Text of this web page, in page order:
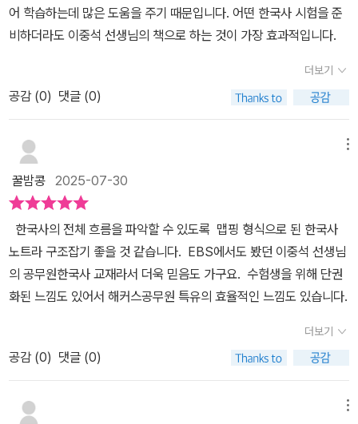
어 학습하는데 많은 도움을 주기 때문입니다. 어떤 한국사 시험을 준
비하더라도 이중석 선생님의 책으로 하는 것이 가장 효과적입니다.
더보기
공감 (0) 댓글 (0)
꿀밤콩 2025-07-30
한국사의 전체 흐름을 파악할 수 있도록 맵핑 형식으로 된 한국사
노트라 구조잡기 좋을 것 같습니다. EBS에서도 봤던 이중석 선생님
의 공무원한국사 교재라서 더욱 믿음도 가구요. 수험생을 위해 단권
화된 느낌도 있어서 해커스공무원 특유의 효율적인 느낌도 있습니다.
더보기
공감 (0) 댓글 (0)